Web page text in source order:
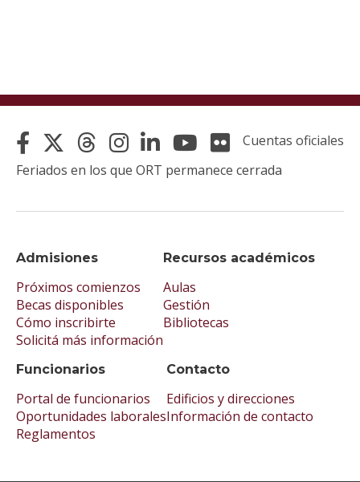
Admisiones
Próximos comienzos
Becas disponibles
Cómo inscribirte
Solicitá más información
Recursos académicos
Aulas
Gestión
Bibliotecas
Funcionarios
Portal de funcionarios
Oportunidades laborales
Reglamentos
Contacto
Edificios y direcciones
Información de contacto
Cuentas oficiales
Feriados en los que ORT permanece cerrada